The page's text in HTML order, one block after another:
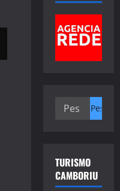
Pesquisar
TURISMO
CAMBORIU